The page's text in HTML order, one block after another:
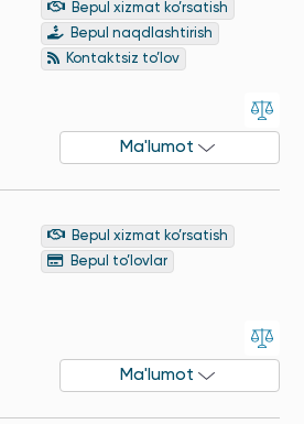
Bepul xizmat ko’rsatish
Bepul naqdlashtirish
Kontaktsiz to’lov
Ma'lumot
Bepul xizmat ko’rsatish
Bepul to’lovlar
Ma'lumot